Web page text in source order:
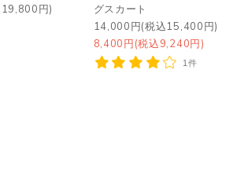
円)
グスカート
14,000円(税込15,400円)
8,400円(税込9,240円)
1件